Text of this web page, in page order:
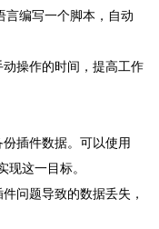
言编写一个脚本，自动
操作的时间，提高工作
插件数据。可以使用
现这一目标。
问题导致的数据丢失，